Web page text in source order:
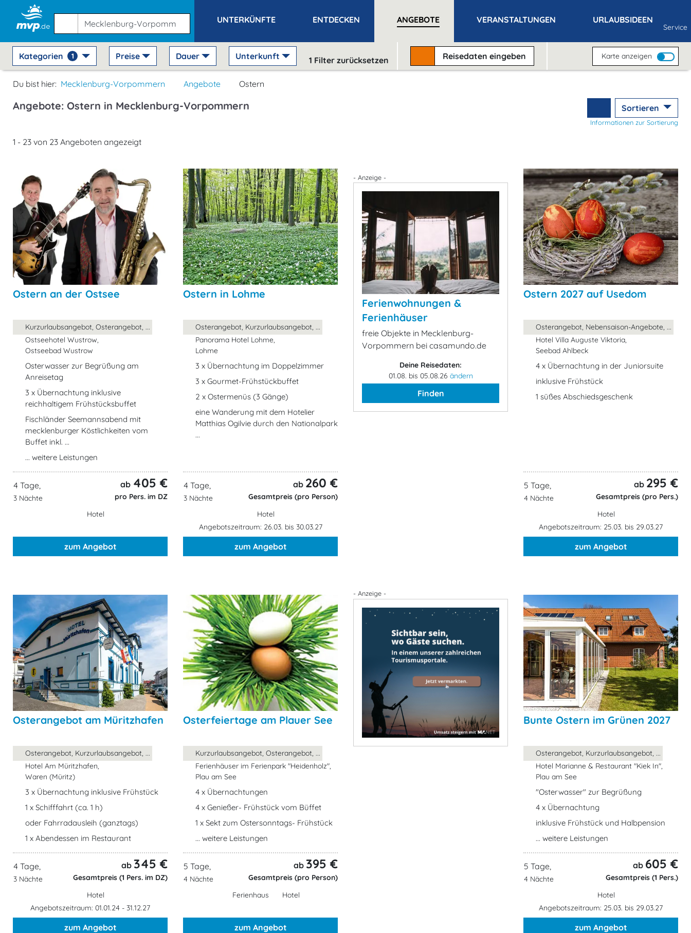
UNTERKÜNFTE ENTDECKEN ANGEBOTE VERANSTALTUNGEN URLAUBSIDEEN
Service
Kategorien 1 Preise Dauer Unterkunft 1 Filter zurücksetzen Reisedateneingeben Karte anzeigen
Du bist hier: Mecklenburg-Vorpommern Angebote Ostern
Angebote: Ostern in Mecklenburg-Vorpommern Sortieren
Informationen zur Sortierung
1 - 23 von 23 Angeboten angezeigt
Ostern an der Ostsee
Kurzurlaubsangebot, Osterangebot, ...
Ostseehotel Wustrow,
Ostseebad Wustrow
Osterwasser zur Begrüßung am
Anreisetag
3 x Übernachtung inklusive
reichhaltigem Frühstücksbuffet
Fischländer Seemannsabend mit
mecklenburger Köstlichkeiten vom
Buffet inkl. ...
... weitere Leistungen
4 Tage,
3 Nächte
ab 405 €
pro Pers. im DZ
Hotel
zum Angebot
Ostern in Lohme
Osterangebot, Kurzurlaubsangebot, ...
Panorama Hotel Lohme,
Lohme
3 x Übernachtung im Doppelzimmer
3 x Gourmet-Frühstückbuffet
2 x Ostermenüs (3 Gänge)
eine Wanderung mit dem Hotelier
Matthias Ogilvie durch den Nationalpark
...
4 Tage,
3 Nächte
ab 260 €
Gesamtpreis (pro Person)
Hotel
Angebotszeitraum: 26.03. bis 30.03.27
zum Angebot
- Anzeige -
Ferienwohnungen &
Ferienhäuser
freie Objekte in Mecklenburg-
Vorpommern bei casamundo.de
Deine Reisedaten:
01.08. bis 05.08.26 ändern
Finden
Ostern 2027 auf Usedom
Osterangebot, Nebensaison-Angebote, ...
Hotel Villa Auguste Viktoria,
Seebad Ahlbeck
4 x Übernachtung in der Juniorsuite
inklusive Frühstück
1 süßes Abschiedsgeschenk
5 Tage,
4 Nächte
ab 295 €
Gesamtpreis (pro Pers.)
Hotel
Angebotszeitraum: 25.03. bis 29.03.27
zum Angebot
Osterangebot am Müritzhafen
Osterangebot, Kurzurlaubsangebot, ...
Hotel Am Müritzhafen,
Waren (Müritz)
3 x Übernachtung inklusive Frühstück
1 x Schifffahrt (ca. 1 h)
oder Fahrradausleih (ganztags)
1 x Abendessen im Restaurant
4 Tage,
3 Nächte
ab 345 €
Gesamtpreis (1 Pers. im DZ)
Hotel
Angebotszeitraum: 01.01.24 - 31.12.27
zum Angebot
Osterfeiertage am Plauer See
Kurzurlaubsangebot, Osterangebot, ...
Ferienhäuser im Ferienpark "Heidenholz",
Plau am See
4 x Übernachtungen
4 x Genießer- Frühstück vom Büffet
1 x Sekt zum Ostersonntags- Frühstück
... weitere Leistungen
5 Tage,
4 Nächte
ab 395 €
Gesamtpreis (pro Person)
Ferienhaus
Hotel
zum Angebot
- Anzeige -
Bunte Ostern im Grünen 2027
Osterangebot, Kurzurlaubsangebot, ...
Hotel Marianne & Restaurant "Kiek In",
Plau am See
"Osterwasser" zur Begrüßung
4 x Übernachtung
inklusive Frühstück und Halbpension
... weitere Leistungen
5 Tage,
4 Nächte
ab 605 €
Gesamtpreis (1 Pers.)
Hotel
Angebotszeitraum: 25.03. bis 29.03.27
zum Angebot